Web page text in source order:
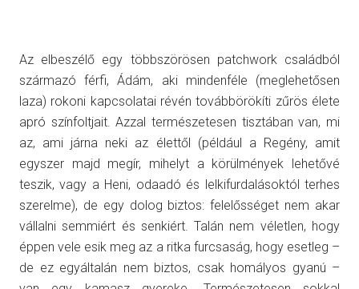
Az elbeszélő egy többszörösen patchwork családból
származó férfi, Ádám, aki mindenféle (meglehetősen
laza) rokoni kapcsolatai révén továbbörökíti zűrös élete
apró színfoltjait. Azzal természetesen tisztában van, mi
az, ami járna neki az élettől (például a Regény, amit
egyszer majd megír, mihelyt a körülmények lehetővé
teszik, vagy a Heni, odaadó és lelkifurdalásoktól terhes
szerelme), de egy dolog biztos: felelősséget nem akar
vállalni semmiért és senkiért. Talán nem véletlen, hogy
éppen vele esik meg az a ritka furcsaság, hogy esetleg –
de ez egyáltalán nem biztos, csak homályos gyanú –